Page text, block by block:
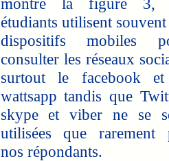
étudiants utilisent
dispositifs mobiles
consulter les réseaux
surtout le facebook
wattsapp tandis que
skype et viber ne se
utilisées que rarement
nos répondants.